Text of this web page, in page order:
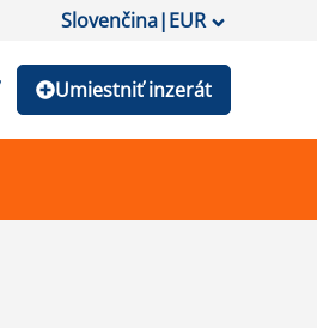
Slovenčina|EUR
Umiestniť inzerát